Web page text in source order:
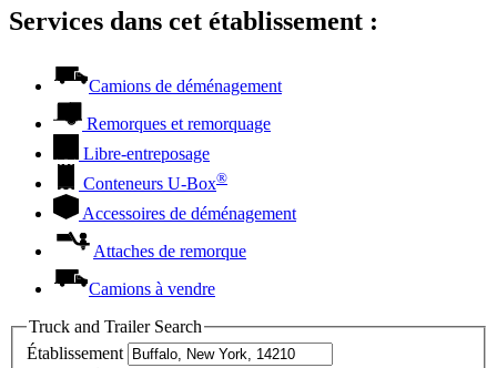
Services dans cet établissement :
Camions de déménagement
Remorques et remorquage
Libre-entreposage
Conteneurs U-Box®
Accessoires de déménagement
Attaches de remorque
Camions à vendre
Truck and Trailer Search
Établissement